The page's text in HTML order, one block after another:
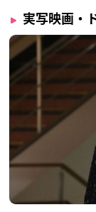
実写映画・